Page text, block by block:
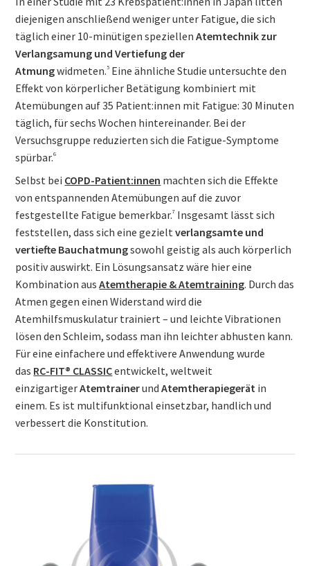
diejenigen anschließend weniger unter Fatigue, die sich
täglich einer 10-minütigen speziellenAtemtechnik zur
Verlangsamung und Vertiefung der
Atmungwidmeten.5 Eine ähnliche Studie untersuchte den
Effekt von körperlicher Betätigung kombiniert mit
Atemübungen auf 35 Patient:innen mit Fatigue: 30 Minuten
täglich, für sechs Wochen hintereinander. Bei der
Versuchsgruppe reduzierten sich die Fatigue-Symptome
spürbar.6
Selbst bei COPD-Patient:innen machten sich die Effekte
von entspannenden Atemübungen auf die zuvor
festgestellte Fatigue bemerkbar.7 Insgesamt lässt sich
feststellen, dass sich eine gezieltverlangsamte und
vertiefte Bauchatmungsowohl geistig als auch körperlich
positiv auswirkt. Ein Lösungsansatz wäre hier eine
Kombination ausAtemtherapie & Atemtraining. Durch das
Atmen gegen einen Widerstand wird die
Atemhilfsmuskulatur trainiert – und leichte Vibrationen
lösen den Schleim, sodass man ihn leichter abhusten kann.
Für eine einfachere und effektivere Anwendung wurde
das RC-FIT® CLASSICentwickelt, weltweit
einzigartigerAtemtrainerundAtemtherapiegerät in
einem. Es ist multifunktional einsetzbar, handlich und
verbessert die Konstitution.